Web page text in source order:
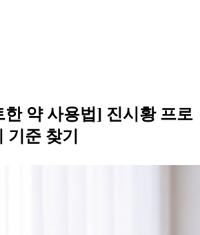
한 약 사용법] 진시황 프로
준 찾기